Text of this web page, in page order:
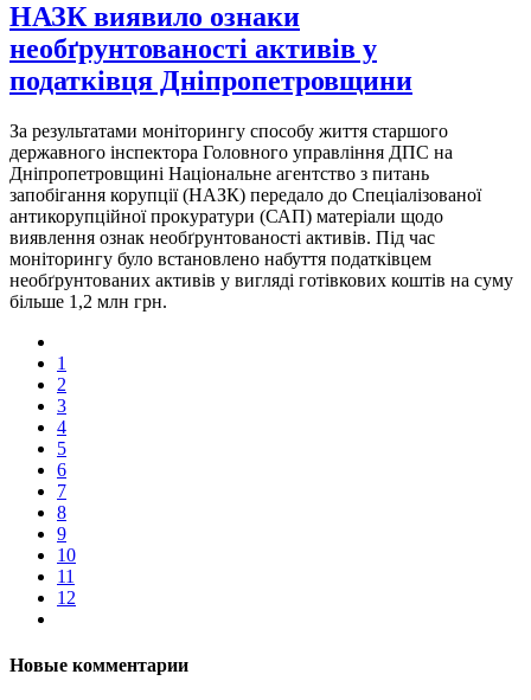
НАЗК виявило ознаки
необґрунтованості активів у
податківця Дніпропетровщини
За результатами моніторингу способу життя старшого
державного інспектора Головного управління ДПС на
Дніпропетровщині Національне агентство з питань
запобігання корупції (НАЗК) передало до Спеціалізованої
антикорупційної прокуратури (САП) матеріали щодо
виявлення ознак необґрунтованості активів. Під час
моніторингу було встановлено набуття податківцем
необґрунтованих активів у вигляді готівкових коштів на суму
більше 1,2 млн грн.
1
2
3
4
5
6
7
8
9
10
11
12
Новые комментарии